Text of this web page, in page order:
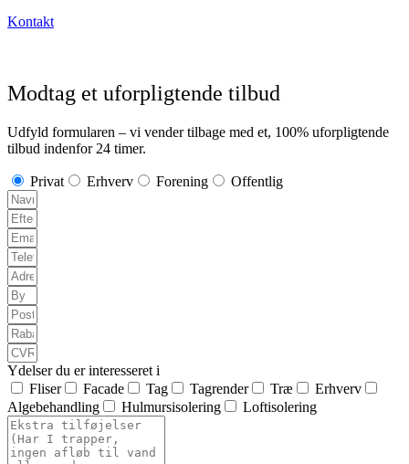
Kontakt
Modtag et uforpligtende tilbud
Udfyld formularen – vi vender tilbage med et, 100% uforpligtende
tilbud indenfor 24 timer.
Privat Erhverv Forening Offentlig
Ydelser du er interesseret i
Fliser
Facade Tag Tagrender Træ
Erhverv
Algebehandling
Hulmursisolering Loftisolering